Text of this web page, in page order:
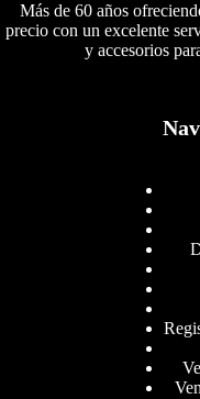
Más de 60 años
precio con un excelente
y accesorios